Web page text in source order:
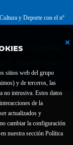
sitios web del grupo
y de terceros, las
no intrusiva. Estos datos
de la
actualizados y
cambiar la configuración
nuestra sección Política
y Deporte con el nº
de accesibilidad